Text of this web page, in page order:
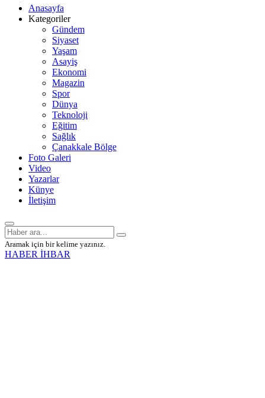
Anasayfa
Kategoriler
Gündem
Siyaset
Yaşam
Asayiş
Ekonomi
Magazin
Spor
Dünya
Teknoloji
Eğitim
Sağlık
Çanakkale Bölge
Foto Galeri
Video
Yazarlar
Künye
İletişim
Aramak için bir kelime yazınız.
HABER İHBAR